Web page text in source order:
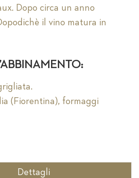
Dopo circa un anno
il vino matura in
(Fiorentina), formaggi
Dettagli